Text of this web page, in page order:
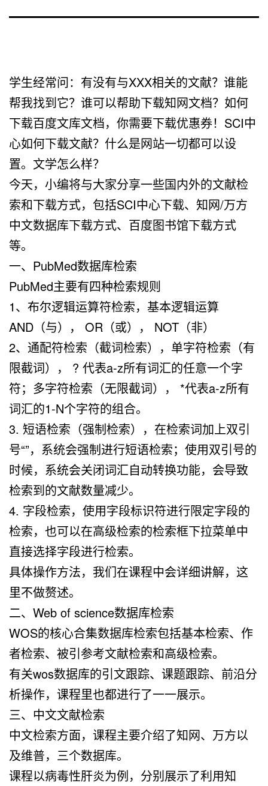
学生经常问：有没有与XXX相关的文献？谁能
帮我找到它？谁可以帮助下载知网文档？如何
下载百度文库文档，你需要下载优惠券！SCI中
心如何下载文献？什么是网站一切都可以设
置。文学怎么样？
今天，小编将与大家分享一些国内外的文献检
索和下载方式，包括SCI中心下载、知网/万方
中文数据库下载方式、百度图书馆下载方式
等。
一、PubMed数据库检索
PubMed主要有四种检索规则
1、布尔逻辑运算符检索，基本逻辑运算
AND（与）， OR（或）， NOT（非）
2、通配符检索（截词检索），单字符检索（有
限截词）， ? 代表a-z所有词汇的任意一个字
符；多字符检索（无限截词）， *代表a-z所有
词汇的1-N个字符的组合。
3. 短语检索（强制检索），在检索词加上双引
号“”，系统会强制进行短语检索；使用双引号的
时候，系统会关闭词汇自动转换功能，会导致
检索到的文献数量减少。
4. 字段检索，使用字段标识符进行限定字段的
检索，也可以在高级检索的检索框下拉菜单中
直接选择字段进行检索。
具体操作方法，我们在课程中会详细讲解，这
里不做赘述。
二、Web of science数据库检索
WOS的核心合集数据库检索包括基本检索、作
者检索、被引参考文献检索和高级检索。
有关wos数据库的引文跟踪、课题跟踪、前沿分
析操作，课程里也都进行了一一展示。
三、中文文献检索
中文检索方面，课程主要介绍了知网、万方以
及维普，三个数据库。
课程以病毒性肝炎为例，分别展示了利用知